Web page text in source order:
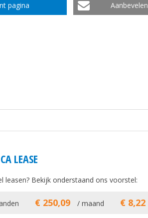
pagina Aanbevelen
LEASE
leasen? Bekijk onderstaand ons voorstel:
€ 250,09 / maand € 8,22